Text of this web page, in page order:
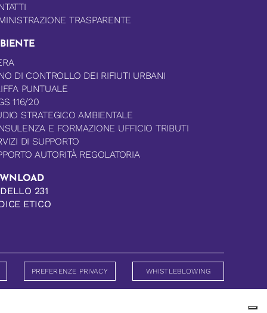
TRASPARENTE
DI CONTROLLO DEI RIFIUTI URBANI
PUNTUALE
116/20
STRATEGICO AMBIENTALE
E FORMAZIONE UFFICIO TRIBUTI
DI SUPPORTO
AUTORITÀ REGOLATORIA
231
ETICO
PREFERENZE PRIVACY WHISTLEBLOWING